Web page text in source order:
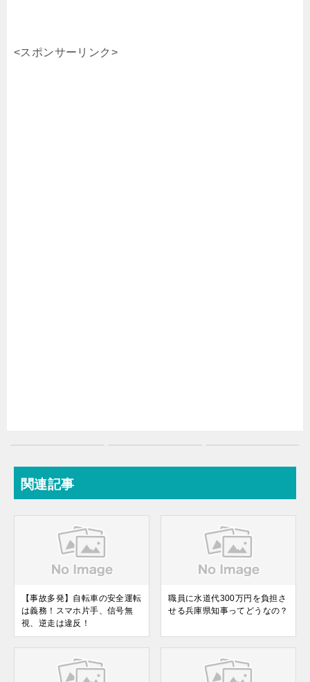
<スポンサーリンク>
関連記事
【事故多発】自転車の安全運転
は義務！スマホ片手、信号無
視、逆走は違反！
職員に水道代300万円を負担さ
せる兵庫県知事ってどうなの？